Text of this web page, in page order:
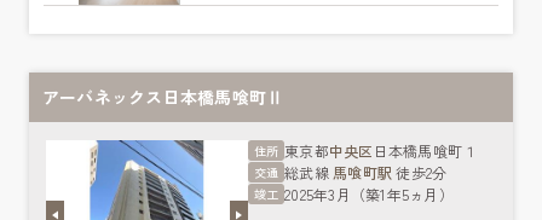
アーバネックス日本橋馬喰町Ⅱ
住所 東京都中央区 日本橋馬喰町１
交通 総武線 馬喰町駅 徒歩2分
竣工 2025年3月（築1年5ヵ月）